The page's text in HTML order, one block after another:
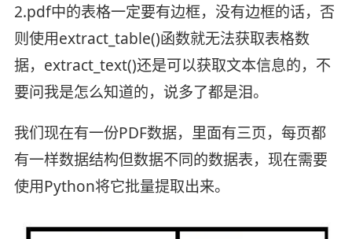
2.pdf中的表格一定要有边框，没有边框的话，否
则使用extract_table()函数就无法获取表格数
据，extract_text()还是可以获取文本信息的，不
要问我是怎么知道的，说多了都是泪。
我们现在有一份PDF数据，里面有三页，每页都
有一样数据结构但数据不同的数据表，现在需要
使用Python将它批量提取出来。